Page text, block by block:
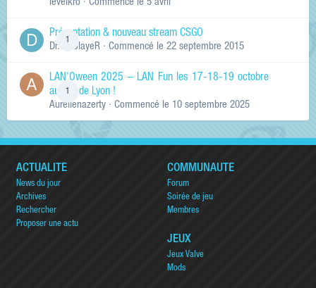
levelkro · Commencé le 5 avril
Présentation & nouveau stream CSGO
Dr.KinSlayeR · Commencé le 22 septembre 2015
LAN'Oween 2025 – LAN Fun les 17-18-19 octobre
au sud de Lyon !
Aurelienazerty · Commencé le 10 septembre 2025
ACTUALITÉ
News du jour
Archives
Rechercher
Proposer une actu
COMMUNAUTÉ
Forum
Soirée de jeu
Membres
JEUX
Jeux Valve
Mods